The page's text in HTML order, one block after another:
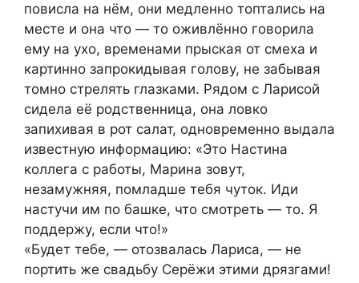
повисла на нём, они медленно топтались на
месте и она что — то оживлённо говорила
ему на ухо, временами прыская от смеха и
картинно запрокидывая голову, не забывая
томно стрелять глазками. Рядом с Ларисой
сидела её родственница, она ловко
запихивая в рот салат, одновременно выдала
известную информацию: «Это Настина
коллега с работы, Марина зовут,
незамужняя, помладше тебя чуток. Иди
настучи им по башке, что смотреть — то. Я
поддержу, если что!»
«Будет тебе, — отозвалась Лариса, — не
портить же свадьбу Серёжи этими дрязгами!